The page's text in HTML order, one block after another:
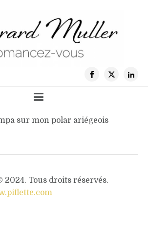
sur mon polar ariégeois
Tous droits réservés.